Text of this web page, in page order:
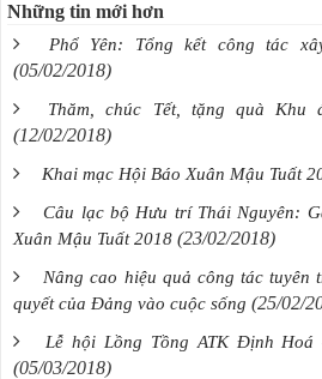
Những tin mới hơn
Phổ Yên: Tổng kết công tác
(05/02/2018)
Thăm, chúc Tết, tặng quà Khu
(12/02/2018)
Khai mạc Hội Báo Xuân Mậu Tuất
Câu lạc bộ Hưu trí Thái Nguyên:
Xuân Mậu Tuất 2018 (23/02/2018)
Nâng cao hiệu quả công tác tuyên
quyết của Đảng vào cuộc sống (25/02/
Lễ hội Lồng Tồng ATK Định Hoá
(05/03/2018)